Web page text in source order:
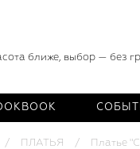
ближе, выбор — без
ПЛАТЬЯ Платье